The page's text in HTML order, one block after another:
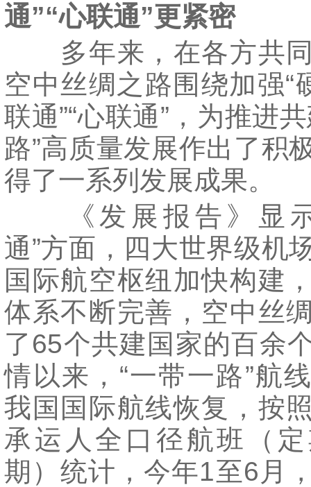
通”“心联通”更紧密
多年来，在各方共同
空中丝绸之路围绕加强“
联通”“心联通”，为推进
路”高质量发展作出了积
得了一系列发展成果。
《发展报告》显示
通”方面，四大世界级机
国际航空枢纽加快构建
体系不断完善，空中丝
了65个共建国家的百余
情以来，“一带一路”航
我国国际航线恢复，按
承运人全口径航班（
期）统计，今年1至6月